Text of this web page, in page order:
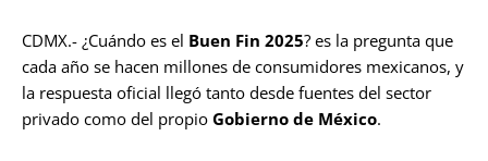
CDMX.- ¿Cuándo es el Buen Fin 2025? es la pregunta que
cada año se hacen millones de consumidores mexicanos, y
la respuesta oficial llegó tanto desde fuentes del sector
privado como del propio Gobierno de México.